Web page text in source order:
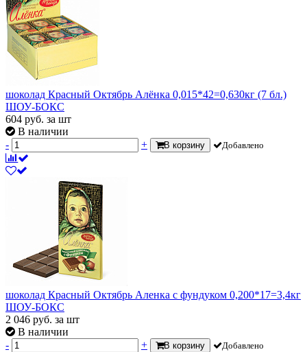
шоколад Красный Октябрь Алёнка 0,015*42=0,630кг (7 бл.)
ШОУ-БОКС
604 руб. за шт
В наличии
-
+ В корзину Добавлено
шоколад Красный Октябрь Аленка с фундуком 0,200*17=3,4кг
ШОУ-БОКС
2 046 руб. за шт
В наличии
-
+ В корзину Добавлено